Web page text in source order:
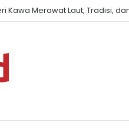
Kawa Merawat Laut, Tradisi,